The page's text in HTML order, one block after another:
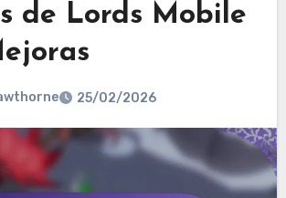
de Lords Mobile
25/02/2026